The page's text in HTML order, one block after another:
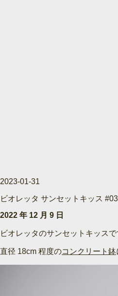
2023-01-31
ビオレッタ サンセットキッス
2022 年 12 月 9 日
ビオレッタのサンセットキッス
直径 18cm 程度のコンクリート鉢